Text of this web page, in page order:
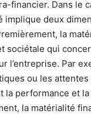
financier. Dans le
implique deux
la
sociétale qui
l’entreprise. Par
ou les
performance et la
la matérialité